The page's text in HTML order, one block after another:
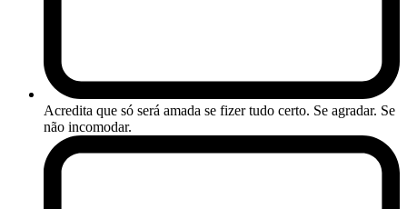
Acredita que só será amada se fizer tudo certo. Se agradar. Se
não incomodar.